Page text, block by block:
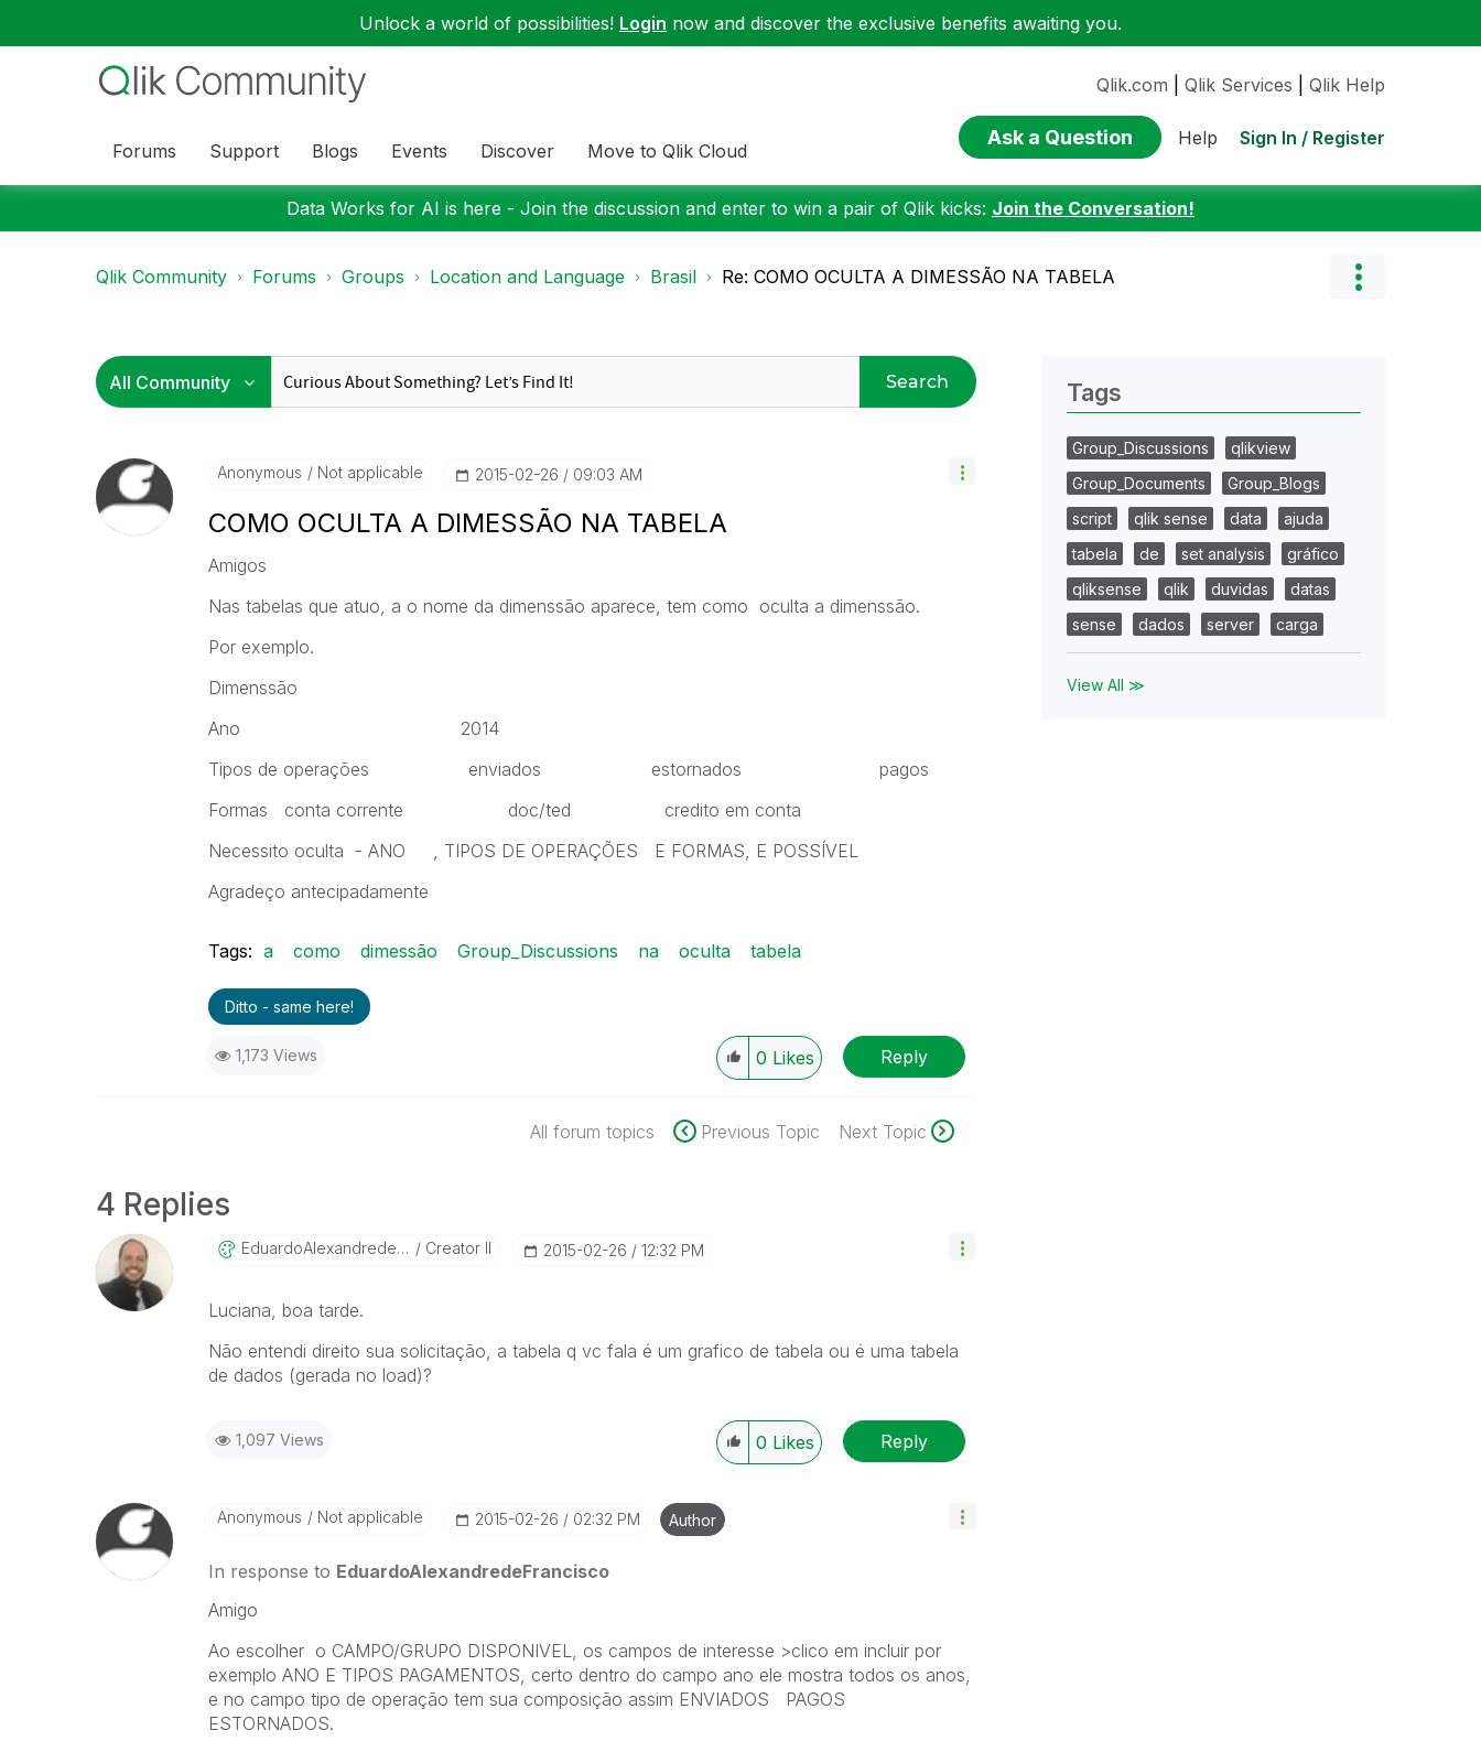
Unlock a world of possibilities! Login now and discover the exclusive benefits awaiting you.
Forums Support Blogs Events Discover Move to Qlik Cloud
Qlik.com Qlik Services Qlik Help
Ask a Question Help Sign In / Register
Data Works for AI is here - Join the discussion and enter to win a pair of Qlik kicks: Join the Conversation!
Qlik Community Forums Groups Location and Language Brasil Re: COMO OCULTA A DIMESSÃO NA TABELA
Search
Anonymous Not applicable ‎2015-02-26 09:03 AM
COMO OCULTA A DIMESSÃO NA TABELA
Amigos
Nas tabelas que atuo, a o nome da dimenssão aparece, tem como oculta a dimenssão.
Por exemplo.
Dimenssão
Ano 2014
Tipos de operações enviados estornados pagos
Formas conta corrente doc/ted credito em conta
Necessito oculta - ANO , TIPOS DE OPERAÇÕES E FORMAS, E POSSÍVEL
Agradeço antecipadamente
Tags: a como dimessão Group_Discussions na oculta tabela
Ditto - same here!
1,173 Views 0 Likes Reply
All forum topics Previous Topic Next Topic
4 Replies
EduardoAlexandrEdeFrancisco Creator II ‎2015-02-26 12:32 PM
Luciana, boa tarde.
Não entendi direito sua solicitação, a tabela q vc fala é um grafico de tabela ou é uma tabela
de dados (gerada no load)?
1,097 Views 0 Likes Reply
Anonymous Not applicable ‎2015-02-26 02:32 PM Author
In response to EduardoAlexandredeFrancisco
Amigo
Ao escolher o CAMPO/GRUPO DISPONIVEL, os campos de interesse >clico em incluir por
exemplo ANO E TIPOS PAGAMENTOS, certo dentro do campo ano ele mostra todos os anos,
e no campo tipo de operação tem sua composição assim ENVIADOS PAGOS
ESTORNADOS.
Tags
Group_Discussions
qlikview
Group_Documents
Group_Blogs
script
qlik sense data
ajuda
tabela
de set analysis
gráfico
qliksense
qlik duvidas
datas
sense
dados server carga
View All ≫